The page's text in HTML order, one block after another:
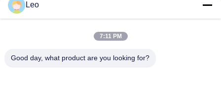
Leo
7:11 PM
Good day, what product are you looking for?